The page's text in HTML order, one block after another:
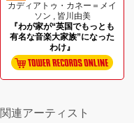
カディアトゥ・カネー＝メイ
ソン , 皆川由美
『わが家が“英国でもっとも
有名な音楽大家族”になった
わけ』
関連アーティスト